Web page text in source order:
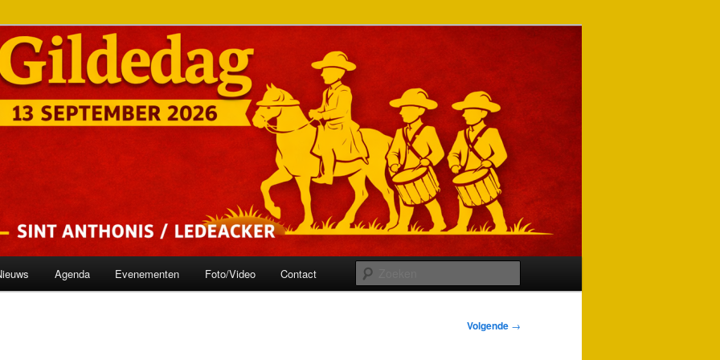
Agenda Evenementen Foto/Video Contact
Volgende →